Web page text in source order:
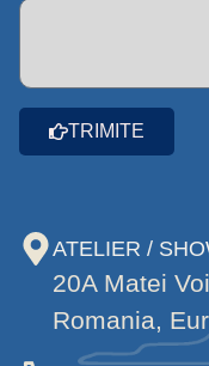
TRIMITE
ATELIER /
20A Matei
Romania,